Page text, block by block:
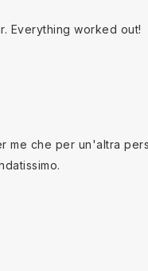
Everything worked out!
me che per un'altra